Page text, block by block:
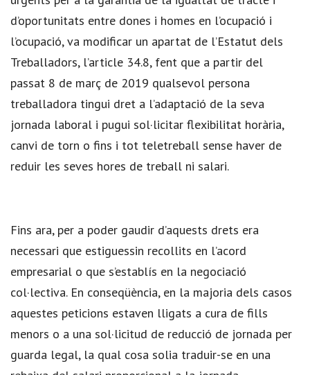
d’oportunitats entre dones i homes en l’ocupació i
l’ocupació, va modificar un apartat de l’Estatut dels
Treballadors, l’article 34.8, fent que a partir del
passat 8 de març de 2019 qualsevol persona
treballadora tingui dret a l’adaptació de la seva
jornada laboral i pugui sol·licitar flexibilitat horària,
canvi de torn o fins i tot teletreball sense haver de
reduir les seves hores de treball ni salari.
Fins ara, per a poder gaudir d’aquests drets era
necessari que estiguessin recollits en l’acord
empresarial o que s’establís en la negociació
col·lectiva. En conseqüència, en la majoria dels casos
aquestes peticions estaven lligats a cura de fills
menors o a una sol·licitud de reducció de jornada per
guarda legal, la qual cosa solia traduir-se en una